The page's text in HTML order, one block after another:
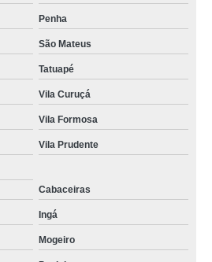
Penha
São Mateus
Tatuapé
Vila Curuçá
Vila Formosa
Vila Prudente
Cabaceiras
Ingá
Mogeiro